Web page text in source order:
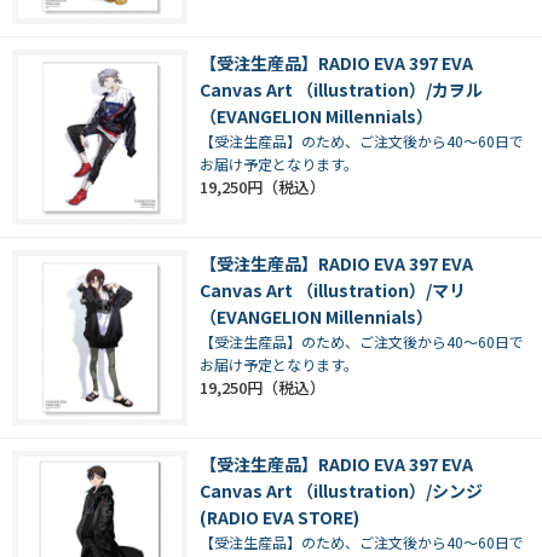
【受注生産品】RADIO EVA 397 EVA
Canvas Art （illustration）/カヲル
（EVANGELION Millennials）
【受注生産品】のため、ご注文後から40～60日で
お届け予定となります。
19,250円
【受注生産品】RADIO EVA 397 EVA
Canvas Art （illustration）/マリ
（EVANGELION Millennials）
【受注生産品】のため、ご注文後から40～60日で
お届け予定となります。
19,250円
【受注生産品】RADIO EVA 397 EVA
Canvas Art （illustration）/シンジ
(RADIO EVA STORE)
【受注生産品】のため、ご注文後から40～60日で